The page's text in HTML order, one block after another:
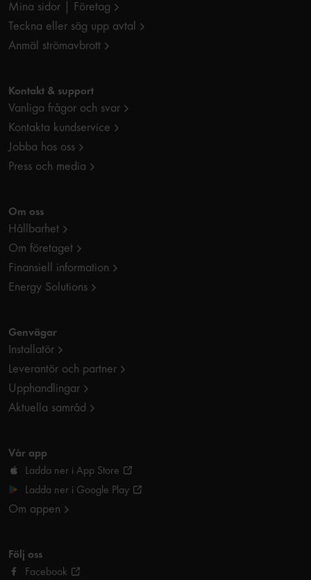
Mina sidor | Företag
Teckna eller säg upp avtal
Anmäl strömavbrott
Kontakt & support
Vanliga frågor och svar
Kontakta kundservice
Jobba hos oss
Press och media
Om oss
Hållbarhet
Om företaget
Finansiell information
Energy Solutions
Genvägar
Installatör
Leverantör och partner
Upphandlingar
Aktuella samråd
Vår app
Ladda ner i App Store
Ladda ner i Google Play
Om appen
Följ oss
Facebook